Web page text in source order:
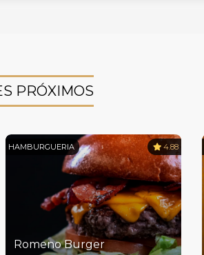
PRÓXIMOS
HAMBURGUERIA 4.88
Romeno Burger